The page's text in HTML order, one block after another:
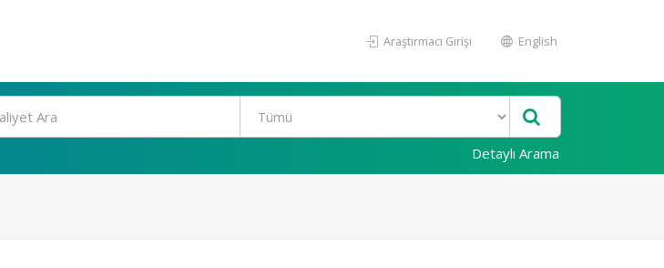
Araştırmacı Girişi English
Detaylı Arama